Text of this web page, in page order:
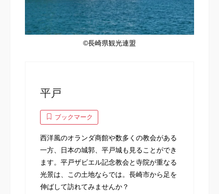
©長崎県観光連盟
平戸
ブックマーク
西洋風のオランダ商館や数多くの教会がある
一方、日本の城郭、平戸城も見ることができ
ます。平戸ザビエル記念教会と寺院が重なる
光景は、この土地ならでは。長崎市から足を
伸ばして訪れてみませんか？